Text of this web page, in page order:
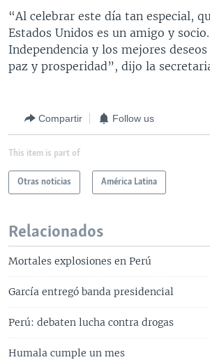
ENTRETENIMIENTO
“Al celebrar este día tan especial,
Estados Unidos es un amigo y
Independencia y los mejores
paz y prosperidad”, dijo la
Compartir Follow us
This item is part of
Otras noticias América Latina
Relacionados
Mortales explosiones en Perú
García entregó banda presidencial
Perú: debaten lucha contra drogas
Humala cumple un mes